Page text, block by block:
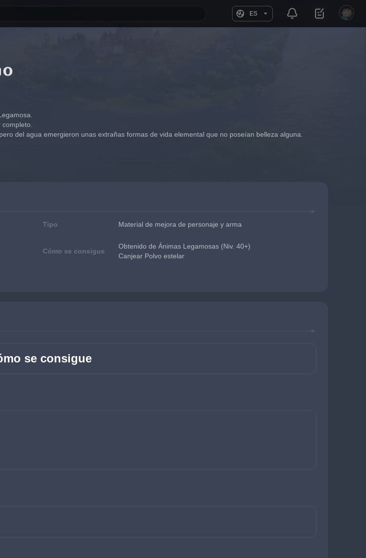
ES
del agua emergieron unas extrañas formas de vida elemental que no poseían belleza alguna.
Tipo Material de mejora de personaje y arma
Cómo se consigue
Obtenido de Ánimas Legamosas (Niv. 40+)
Canjear Polvo estelar
se consigue